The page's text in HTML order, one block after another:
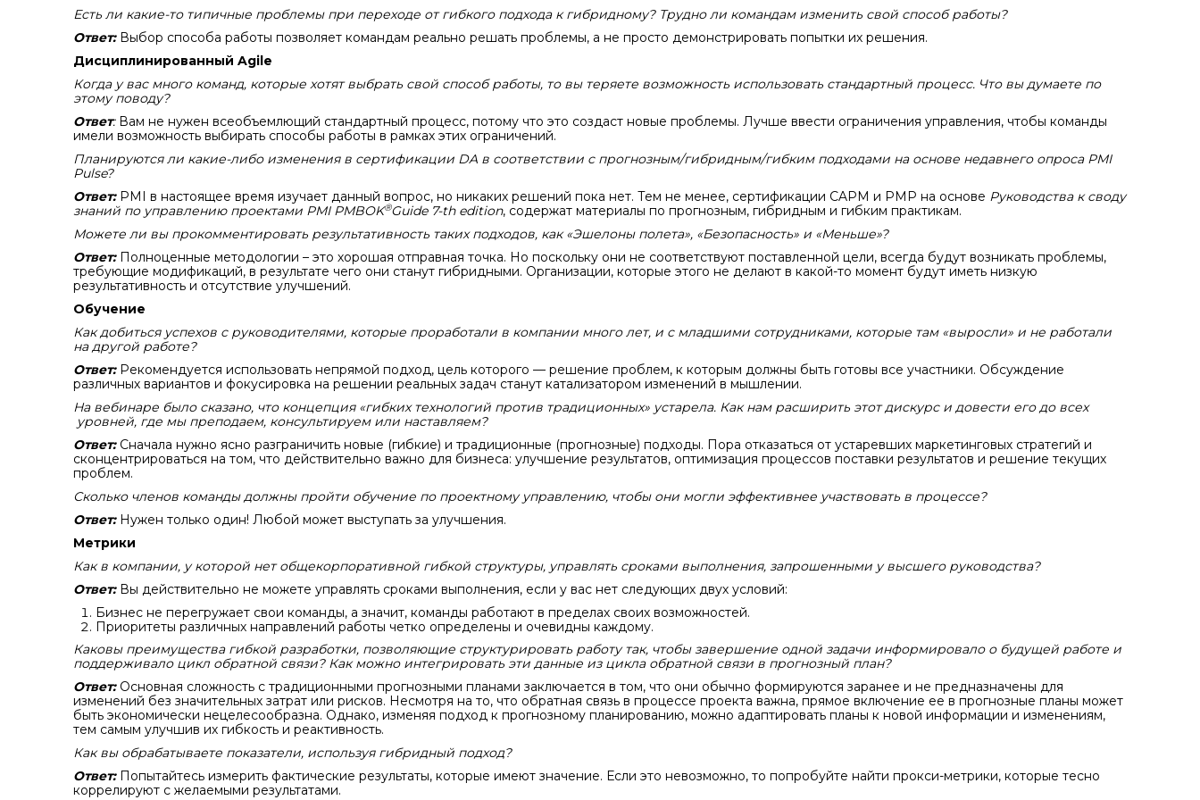
Есть ли какие-то типичные проблемы при переходе от гибкого подхода к гибридному? Трудно ли командам изменить свой способ работы?
Ответ:Выбор способа работы позволяет командам реально решать проблемы, а не просто демонстрировать попытки их решения.
Дисциплинированный Agile
Когда у вас много команд, которые хотят выбрать свой способ работы, то вы теряете возможность использовать стандартный процесс. Что вы думаете по
этому поводу?
Ответ:Вам не нужен всеобъемлющий стандартный процесс, потому что это создаст новые проблемы. Лучше ввести ограничения управления, чтобы команды
имели возможность выбирать способы работы в рамках этих ограничений.
Планируются ли какие-либо изменения в сертификации DA в соответствии с прогнозным/гибридным/гибким подходами на основе недавнего опроса PMI
Pulse?
Ответ:PMI в настоящее время изучает данный вопрос, но никаких решений пока нет. Тем не менее, сертификации CAPM и PMP на основе Руководства к своду
знаний по управлению проектами PMI PMBOK®Guide7-th edition, содержат материалы по прогнозным, гибридным и гибким практикам.
Можете ли вы прокомментировать результативность таких подходов, как «Эшелоны полета», «Безопасность» и «Меньше»?
Ответ:Полноценные методологии – это хорошая отправная точка. Но поскольку они не соответствуют поставленной цели, всегда будут возникать проблемы,
требующие модификаций, в результате чего они станут гибридными. Организации, которые этого не делают в какой-то момент будут иметь низкую
результативность и отсутствие улучшений.
Обучение
Как добиться успехов с руководителями, которые проработали в компании много лет, и с младшими сотрудниками, которые там «выросли» и не работали
на другой работе?
Ответ:Рекомендуется использовать непрямой подход, цель которого — решение проблем, к которым должны быть готовы все участники. Обсуждение
различных вариантов и фокусировка на решении реальных задач станут катализатором изменений в мышлении.
На вебинаре было сказано, что концепция «гибких технологий против традиционных» устарела. Как нам расширить этот дискурс и довести его до всех
уровней, где мы преподаем, консультируем или наставляем?
Ответ:Сначала нужно ясно разграничить новые (гибкие) и традиционные (прогнозные) подходы. Пора отказаться от устаревших маркетинговых стратегий и
сконцентрироваться на том, что действительно важно для бизнеса: улучшение результатов, оптимизация процессов поставки результатов и решение текущих
проблем.
Сколько членов команды должны пройти обучение по проектному управлению, чтобы они могли эффективнее участвовать в процессе?
Ответ:Нужен только один! Любой может выступать за улучшения.
Метрики
Как в компании, у которой нет общекорпоративной гибкой структуры, управлять сроками выполнения, запрошенными у высшего руководства?
Ответ:Вы действительно не можете управлять сроками выполнения, если у вас нет следующих двух условий:
Бизнес не перегружает свои команды, а значит, команды работают в пределах своих возможностей.
Приоритеты различных направлений работы четко определены и очевидны каждому.
Каковы преимущества гибкой разработки, позволяющие структурировать работу так, чтобы завершение одной задачи информировало о будущей работе и
поддерживало цикл обратной связи? Как можно интегрировать эти данные из цикла обратной связи в прогнозный план?
Ответ:Основная сложность с традиционными прогнозными планами заключается в том, что они обычно формируются заранее и не предназначены для
изменений без значительных затрат или рисков. Несмотря на то, что обратная связь в процессе проекта важна, прямое включение ее в прогнозные планы может
быть экономически нецелесообразна. Однако, изменяя подход к прогнозному планированию, можно адаптировать планы к новой информации и изменениям,
тем самым улучшив их гибкость и реактивность.
Как вы обрабатываете показатели, используя гибридный подход?
Ответ:Попытайтесь измерить фактические результаты, которые имеют значение. Если это невозможно, то попробуйте найти прокси-метрики, которые тесно
коррелируют с желаемыми результатами.